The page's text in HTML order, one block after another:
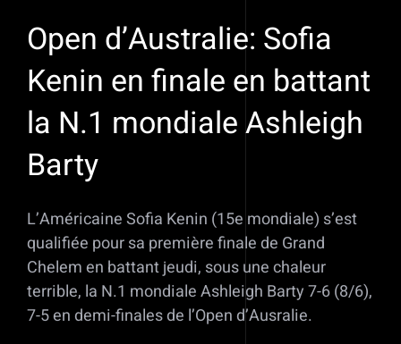
Open d’Australie: Sofia
Kenin en finale en battant
la N.1 mondiale Ashleigh
Barty
L’Américaine Sofia Kenin (15e mondiale) s’est
qualifiée pour sa première finale de Grand
Chelem en battant jeudi, sous une chaleur
terrible, la N.1 mondiale Ashleigh Barty 7-6 (8/6),
7-5 en demi-finales de l’Open d’Ausralie.